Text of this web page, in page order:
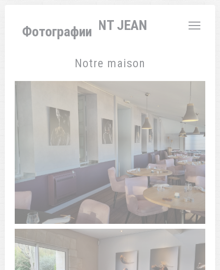
L'AUBERGE SAINT JEAN
Фотографии
Notre maison